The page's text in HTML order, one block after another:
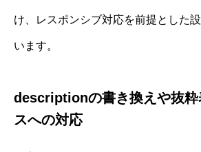
け、レスポンシブ対応を前提とした
います。
descriptionの書き換えや抜粋
スへの対応